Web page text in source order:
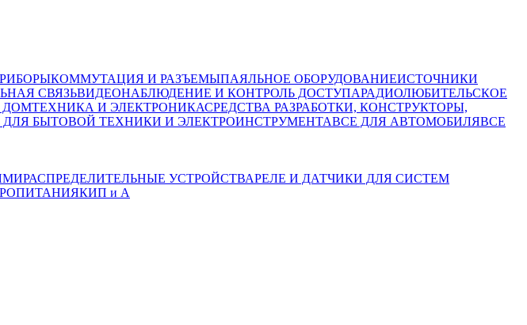
КОММУТАЦИЯ И РАЗЪЕМЫПАЯЛЬНОЕ ОБОРУДОВАНИЕИСТОЧНИКИ
СВЯЗЬВИДЕОНАБЛЮДЕНИЕ И КОНТРОЛЬ ДОСТУПАРАДИОЛЮБИТЕЛЬСКОЕ
ТЕХНИКА И ЭЛЕКТРОНИКАСРЕДСТВА РАЗРАБОТКИ, КОНСТРУКТОРЫ,
ДЛЯ БЫТОВОЙ ТЕХНИКИ И ЭЛЕКТРОИНСТРУМЕНТАВСЕ ДЛЯ АВТОМОБИЛЯВСЕ
РАСПРЕДЕЛИТЕЛЬНЫЕ УСТРОЙСТВАРЕЛЕ И ДАТЧИКИ ДЛЯ СИСТЕМ
КИП и А